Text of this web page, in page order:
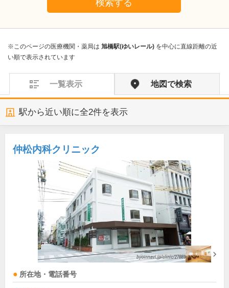
検索する
※このページの医療機関・薬局は 旭橋駅(ゆいレール) を中心に直線距離の近
い順で表示されています
一覧表示 地図で検索
駅から近い順に全2件を表示
仲松内科クリニック
所在地・電話番号